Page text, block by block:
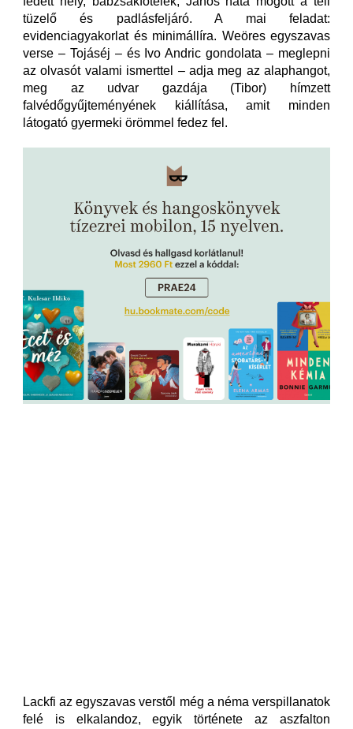
tüzelő és padlásfeljáró. A mai feladat:
evidenciagyakorlat és minimállíra. Weöres egyszavas
verse – Tojáséj – és Ivo Andric gondolata – meglepni
az olvasót valami ismerttel – adja meg az alaphangot,
meg az udvar gazdája (Tibor) hímzett
falvédőgyűjteményének kiállítása, amit minden
látogató gyermeki örömmel fedez fel.
Lackfi az egyszavas verstől még a néma verspillanatok
felé is elkalandoz, egyik története az aszfalton